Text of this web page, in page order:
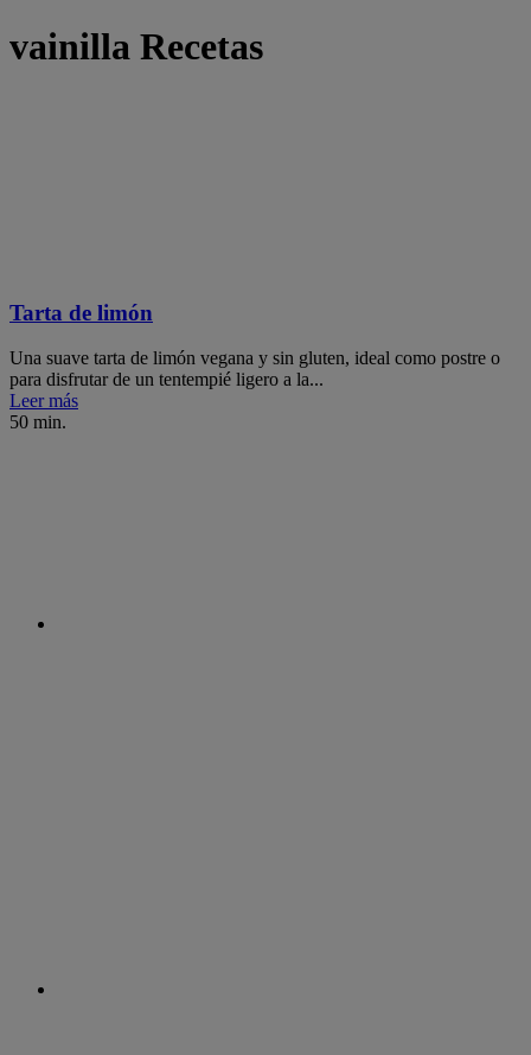
vainilla Recetas
Tarta de limón
Una suave tarta de limón vegana y sin gluten, ideal como postre o
para disfrutar de un tentempié ligero a la...
Leer más
50 min.